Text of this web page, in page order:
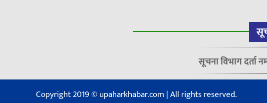
सूचना विभाग दर्ता
Copyright 2019 © upaharkhabar.com | All rights reserved.